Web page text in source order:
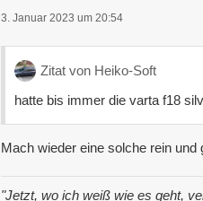
3. Januar 2023 um 20:54
Zitat von Heiko-Soft
hatte bis immer die varta f18
Mach wieder eine solche rein
"Jetzt, wo ich weiß wie es geht,